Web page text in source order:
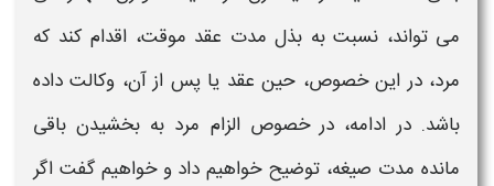
می تواند، نسبت به بذل مدت عقد موقت، اقدام کند که
مرد، در این خصوص، حین عقد یا پس از آن، وکالت داده
باشد. در ادامه، در خصوص الزام مرد به بخشیدن باقی
مانده مدت صیغه، توضیح خواهیم داد و خواهیم گفت اگر